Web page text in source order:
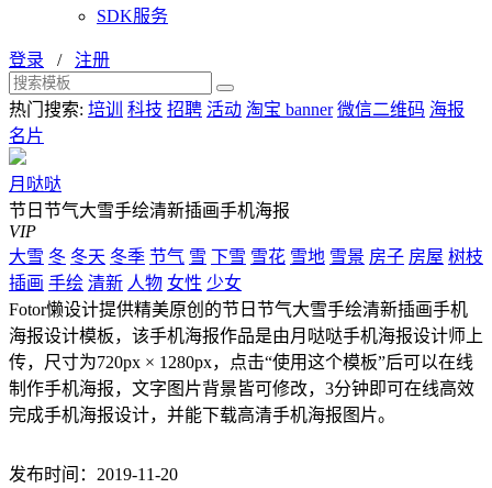
SDK服务
登录 / 注册
热门搜索: 培训 科技 招聘 活动 淘宝 banner 微信二维码 海报
名片
月哒哒
节日节气大雪手绘清新插画手机海报
VIP
大雪 冬 冬天 冬季 节气 雪 下雪 雪花 雪地 雪景 房子 房屋 树枝
插画 手绘 清新 人物 女性 少女
Fotor懒设计提供精美原创的节日节气大雪手绘清新插画手机
海报设计模板，该手机海报作品是由月哒哒手机海报设计师上
传，尺寸为720px × 1280px，点击“使用这个模板”后可以在线
制作手机海报，文字图片背景皆可修改，3分钟即可在线高效
完成手机海报设计，并能下载高清手机海报图片。
发布时间：2019-11-20